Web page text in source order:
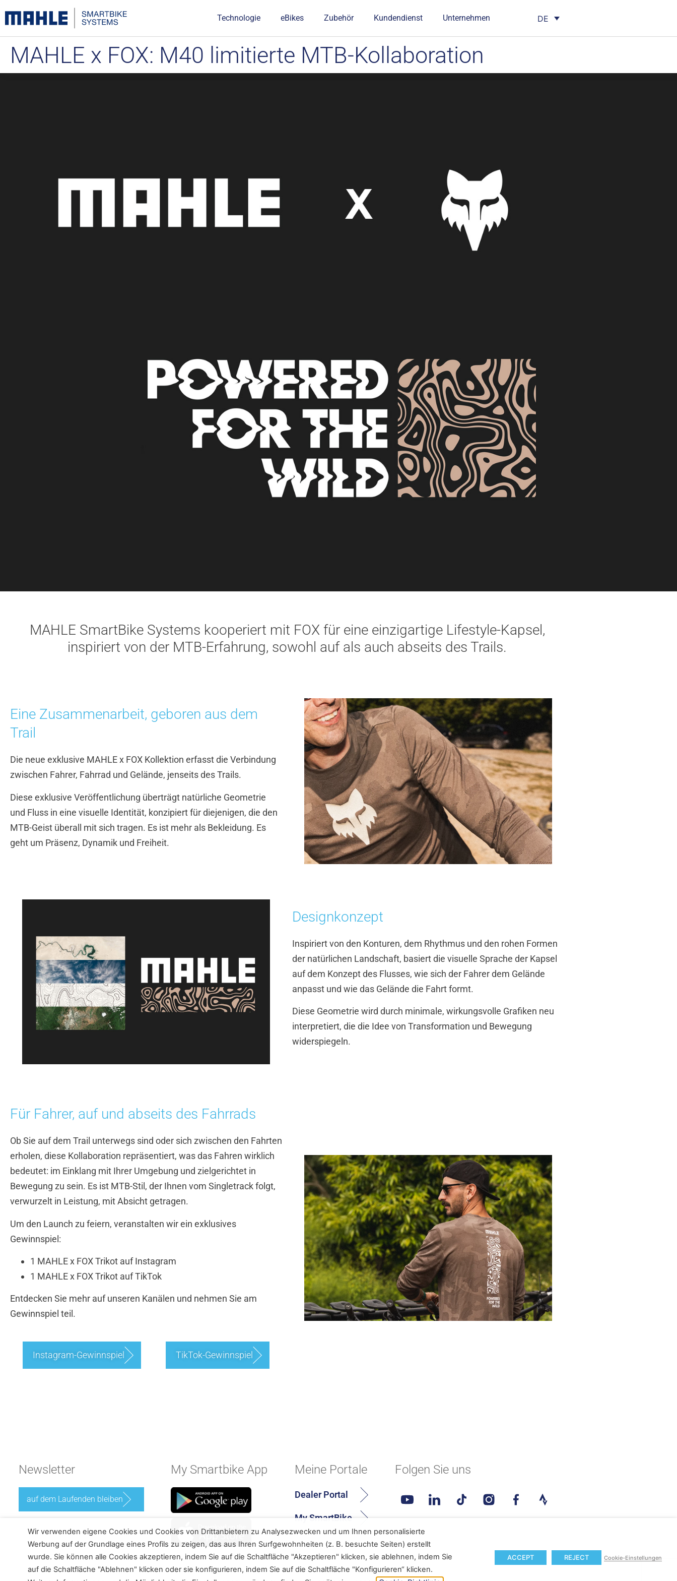
Technologie eBikes Zubehör Kundendienst Unternehmen DE
MAHLE x FOX: M40 limitierte MTB-Kollaboration
MAHLE SmartBike Systems kooperiert mit FOX für eine einzigartige Lifestyle-Kapsel,
inspiriert von der MTB-Erfahrung, sowohl auf als auch abseits des Trails.
Eine Zusammenarbeit, geboren aus dem
Trail
Die neue exklusive MAHLE x FOX Kollektion erfasst die Verbindung
zwischen Fahrer, Fahrrad und Gelände, jenseits des Trails.
Diese exklusive Veröffentlichung überträgt natürliche Geometrie
und Fluss in eine visuelle Identität, konzipiert für diejenigen, die den
MTB-Geist überall mit sich tragen. Es ist mehr als Bekleidung. Es
geht um Präsenz, Dynamik und Freiheit.
Designkonzept
Inspiriert von den Konturen, dem Rhythmus und den rohen Formen
der natürlichen Landschaft, basiert die visuelle Sprache der Kapsel
auf dem Konzept des Flusses, wie sich der Fahrer dem Gelände
anpasst und wie das Gelände die Fahrt formt.
Diese Geometrie wird durch minimale, wirkungsvolle Grafiken neu
interpretiert, die die Idee von Transformation und Bewegung
widerspiegeln.
Für Fahrer, auf und abseits des Fahrrads
Ob Sie auf dem Trail unterwegs sind oder sich zwischen den Fahrten
erholen, diese Kollaboration repräsentiert, was das Fahren wirklich
bedeutet: im Einklang mit Ihrer Umgebung und zielgerichtet in
Bewegung zu sein. Es ist MTB-Stil, der Ihnen vom Singletrack folgt,
verwurzelt in Leistung, mit Absicht getragen.
Um den Launch zu feiern, veranstalten wir ein exklusives
Gewinnspiel:
1 MAHLE x FOX Trikot auf Instagram
1 MAHLE x FOX Trikot auf TikTok
Entdecken Sie mehr auf unseren Kanälen und nehmen Sie am
Gewinnspiel teil.
Instagram-Gewinnspiel TikTok-Gewinnspiel
Newsletter
auf dem Laufenden bleiben
My Smartbike App Meine Portale
Dealer Portal
My SmartBike
Folgen Sie uns
Wir verwenden eigene Cookies und Cookies von Drittanbietern zu Analysezwecken und um Ihnen personalisierte
Werbung auf der Grundlage eines Profils zu zeigen, das aus Ihren Surfgewohnheiten (z. B. besuchte Seiten) erstellt
wurde. Sie können alle Cookies akzeptieren, indem Sie auf die Schaltfläche "Akzeptieren" klicken, sie ablehnen, indem Sie
auf die Schaltfläche "Ablehnen" klicken oder sie konfigurieren, indem Sie auf die Schaltfläche "Konfigurieren“ klicken.
ACCEPT REJECT Cookie-Einstellungen